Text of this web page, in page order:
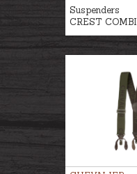
Suspenders
CREST COMBI